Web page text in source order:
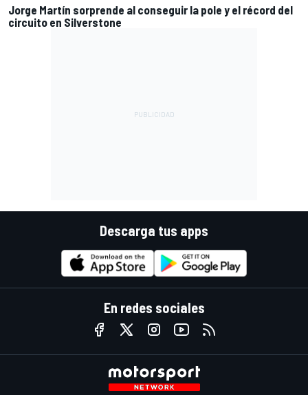
Jorge Martín sorprende al conseguir la pole y el récord del
circuito en Silverstone
Descarga tus apps
En redes sociales